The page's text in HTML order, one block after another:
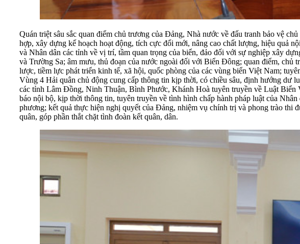
Quán triệt sâu sắc quan điểm chủ trương của Đảng, Nhà nước về đấu tranh bảo vệ
hợp, xây dựng kế hoạch hoạt động, tích cực đổi mới, nâng cao chất lượng, hiệu quả
và Nhân dân các tỉnh về vị trí, tầm quan trọng của biển, đảo đối với sự nghiệp xây
và Trường Sa; âm mưu, thủ đoạn của nước ngoài đối với Biển Đông; quan điểm, chủ
lược, tiềm lực phát triển kinh tế, xã hội, quốc phòng của các vùng biển Việt Nam;
Vùng 4 Hải quân chủ động cung cấp thông tin kịp thời, có chiều sâu, định hướng dư
các tỉnh Lâm Đồng, Ninh Thuận, Bình Phước, Khánh Hoà tuyên truyền về Luật
báo nội bộ, kịp thời thông tin, tuyên truyền về tình hình chấp hành pháp luật của
phương; kết quả thực hiện nghị quyết của Đảng, nhiệm vụ chính trị và phong trào thi
quân, góp phần thắt chặt tình đoàn kết quân, dân.